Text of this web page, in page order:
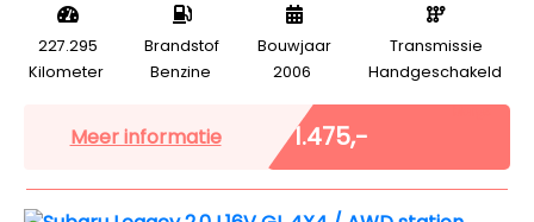
227.295
Kilometer
Brandstof
Benzine
Bouwjaar
2006
Transmissie
Handgeschakeld
Meer informatie € 1.475,-